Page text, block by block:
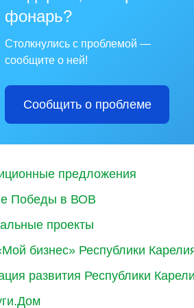
фонарь?
Столкнулись с проблемой —
сообщите о ней!
Сообщить о проблеме
предложения
Победы в ВОВ
проекты
бизнес» Республики
развития Республики